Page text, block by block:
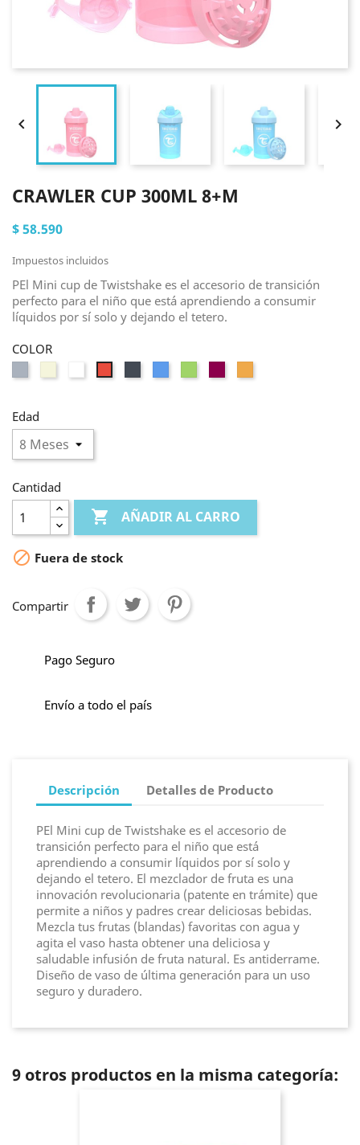
 
CRAWLER CUP 300ML 8+M
$ 58.590
Impuestos incluidos
PEl Mini cup de Twistshake es el accesorio de transición
perfecto para el niño que está aprendiendo a consumir
líquidos por sí solo y dejando el tetero.
COLOR
Edad
Cantidad
 AÑADIR AL CARRO
 Fuera de stock
Compartir
Pago Seguro
Envío a todo el país
Descripción Detalles de Producto
PEl Mini cup de Twistshake es el accesorio de
transición perfecto para el niño que está
aprendiendo a consumir líquidos por sí solo y
dejando el tetero. El mezclador de fruta es una
innovación revolucionaria (patente en trámite) que
permite a niños y padres crear deliciosas bebidas.
Mezcla tus frutas (blandas) favoritas con agua y
agita el vaso hasta obtener una deliciosa y
saludable infusión de fruta natural. Es antiderrame.
Diseño de vaso de última generación para un uso
seguro y duradero.
9 otros productos en la misma categoría: